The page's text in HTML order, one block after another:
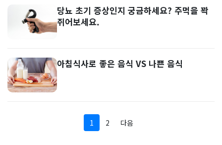
당뇨 초기 증상인지 궁금하세요? 주먹을 꽉
쥐어보세요.
아침식사로 좋은 음식 VS 나쁜 음식
1 2 다음